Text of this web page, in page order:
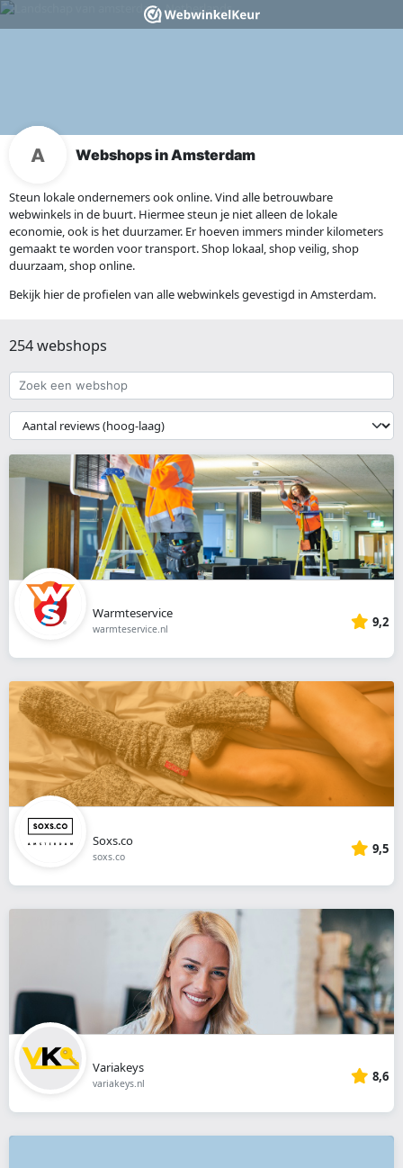
Webshops in Amsterdam
Steun lokale ondernemers ook online. Vind alle betrouwbare
webwinkels in de buurt. Hiermee steun je niet alleen de lokale
economie, ook is het duurzamer. Er hoeven immers minder kilometers
gemaakt te worden voor transport. Shop lokaal, shop veilig, shop
duurzaam, shop online.
Bekijk hier de profielen van alle webwinkels gevestigd in Amsterdam.
254 webshops
Zoek
een
webshop
{{
__('Sort')
}}
Warmteservice
warmteservice.nl 9,2
Soxs.co
soxs.co 9,5
Variakeys
variakeys.nl 8,6